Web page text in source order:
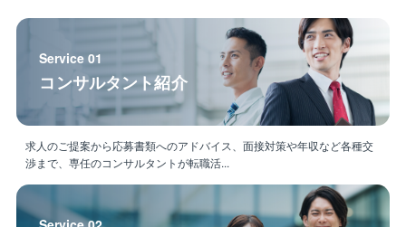
（年2回程度、1回につき数日～2か月程度行くケース
があります）
■就業環境：
【平均勤続年数】15.5年
■キャリアアップ
Service 01
コンサルタント紹介
求人のご提案から応募書類へのアドバイス、面接対策や年収など各種交
渉まで、専任のコンサルタントが転職活...